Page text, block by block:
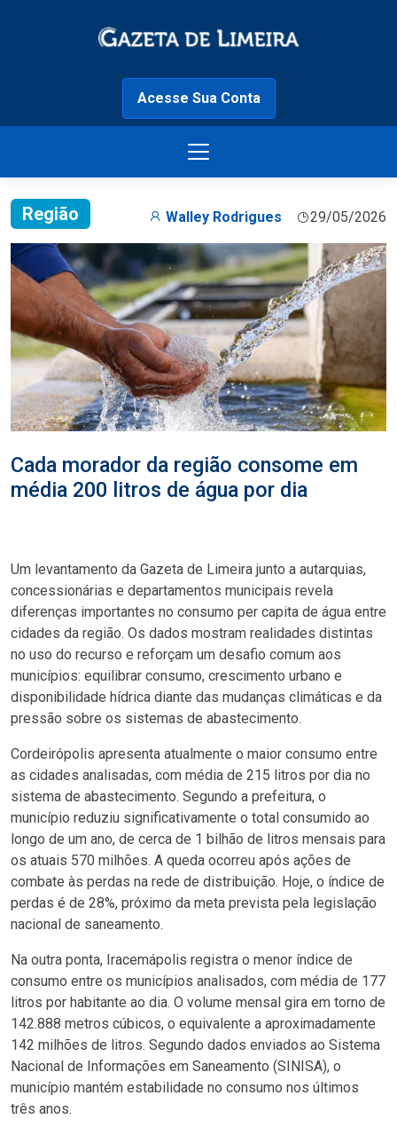
Acesse Sua Conta
Região Walley Rodrigues 29/05/2026
Cada morador da região consome em
média 200 litros de água por dia
Um levantamento da Gazeta de Limeira junto a autarquias,
concessionárias e departamentos municipais revela
diferenças importantes no consumo per capita de água entre
cidades da região. Os dados mostram realidades distintas
no uso do recurso e reforçam um desafio comum aos
municípios: equilibrar consumo, crescimento urbano e
disponibilidade hídrica diante das mudanças climáticas e da
pressão sobre os sistemas de abastecimento.
Cordeirópolis apresenta atualmente o maior consumo entre
as cidades analisadas, com média de 215 litros por dia no
sistema de abastecimento. Segundo a prefeitura, o
município reduziu significativamente o total consumido ao
longo de um ano, de cerca de 1 bilhão de litros mensais para
os atuais 570 milhões. A queda ocorreu após ações de
combate às perdas na rede de distribuição. Hoje, o índice de
perdas é de 28%, próximo da meta prevista pela legislação
nacional de saneamento.
Na outra ponta, Iracemápolis registra o menor índice de
consumo entre os municípios analisados, com média de 177
litros por habitante ao dia. O volume mensal gira em torno de
142.888 metros cúbicos, o equivalente a aproximadamente
142 milhões de litros. Segundo dados enviados ao Sistema
Nacional de Informações em Saneamento (SINISA), o
município mantém estabilidade no consumo nos últimos
três anos.